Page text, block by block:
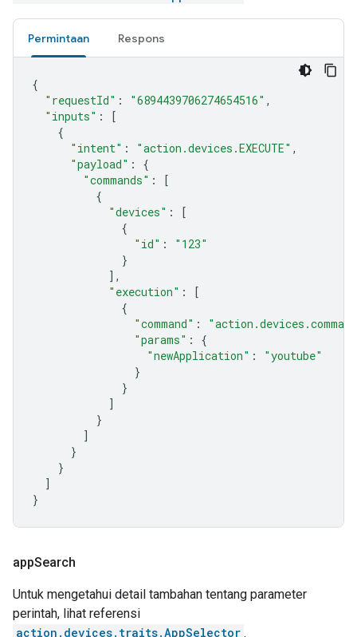
Permintaan Respons
{
"requestId" : "6894439706274654516" ,
"inputs" :
[
{
"intent" : "action.devices.EXECUTE" ,
"payload" :
{
"commands" :
[
{
"devices" :
[
{
"id" :
"123"
}
],
"execution" :
[
{
"command" :
"params" :
{
"newApplication" :
"youtube"
}
}
]
}
]
}
}
]
}
appSearch
Untuk mengetahui detail tambahan tentang parameter
perintah, lihat referensi
action.devices.traits.AppSelector .